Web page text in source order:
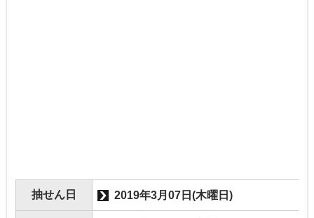
抽せん日 2019年3月07日(木曜日)